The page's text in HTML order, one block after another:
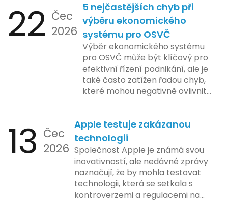
22 Čec
2026
5 nejčastějších chyb při
výběru ekonomického
systému pro OSVČ
Výběr ekonomického systému
pro OSVČ může být klíčový pro
efektivní řízení podnikání, ale je
také často zatížen řadou chyb,
které mohou negativně ovlivnit
by se podnikatelé měli vyvarovat.
13 Čec
2026
Apple testuje zakázanou
technologii
Společnost Apple je známá svou
inovativností, ale nedávné zprávy
naznačují, že by mohla testovat
technologii, která se setkala s
kontroverzemi a regulacemi na